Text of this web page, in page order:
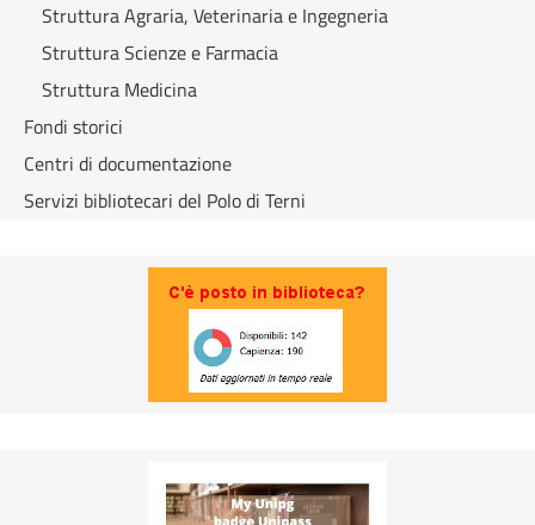
Struttura Agraria, Veterinaria e Ingegneria
Struttura Scienze e Farmacia
Struttura Medicina
Fondi storici
Centri di documentazione
Servizi bibliotecari del Polo di Terni